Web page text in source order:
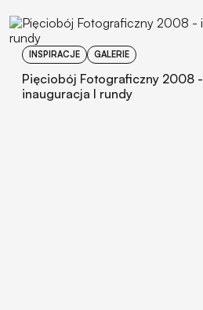
INSPIRACJE GALERIE
Pięciobój Fotograficzny 2008 -
inauguracja I rundy